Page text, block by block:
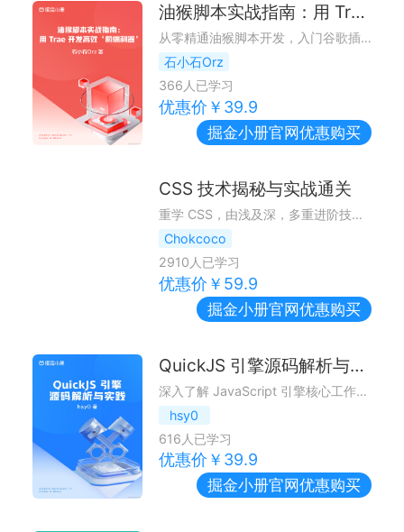
油猴脚本实战指南：用 Trae 开发高效前端利器
从零精通油猴脚本开发，入门谷歌插件开发。
石小石Orz
366 人已学习
优惠价￥ 39.9
掘金小册官网优惠购买
CSS 技术揭秘与实战通关
重学 CSS，由浅及深，多重进阶技巧为高频 CSS 问题提供最优解
Chokcoco
2910 人已学习
优惠价￥ 59.9
掘金小册官网优惠购买
QuickJS 引擎源码解析与实践
深入了解 JavaScript 引擎核心工作原理
hsy0
616 人已学习
优惠价￥ 39.9
掘金小册官网优惠购买